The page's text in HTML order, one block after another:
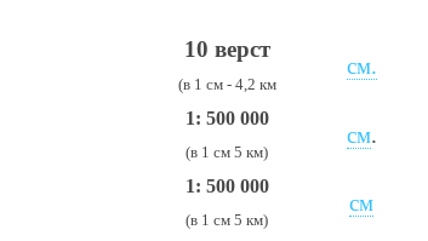
10 верст
(в 1 см - 4,2 км
см.
1: 500 000
(в 1 см 5 км)
см.
1: 500 000
(в 1 см 5 км)
см